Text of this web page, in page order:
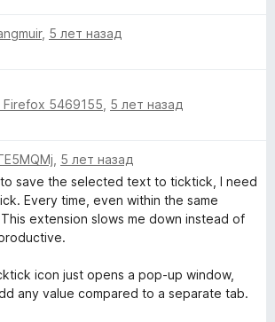
, 5 лет назад
Firefox 5469155 5 лет назад
5 лет назад
save the selected text to ticktick, I need
Every time, even within the same
extension slows me down instead of
icon just opens a pop-up window,
any value compared to a separate tab.